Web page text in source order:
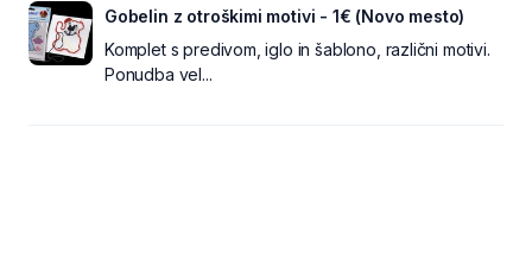
Gobelin z otroškimi motivi - 1€ (Novo mesto)
Komplet s predivom, iglo in šablono, različni motivi.
Ponudba vel...